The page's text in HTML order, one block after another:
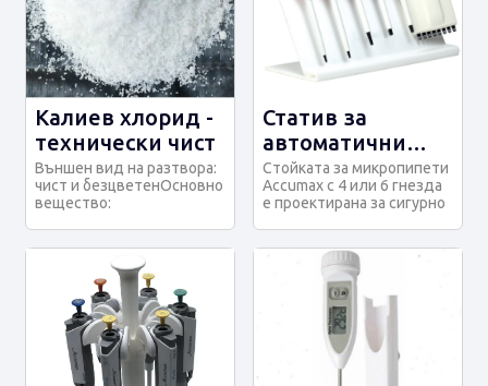
Калиев хлорид -
технически чист
Външен вид на разтвора:
чист и безцветенОсновно
вещество:
Статив за
автоматични
пипети
Стойката за микропипети
Accumax с 4 или 6 гнезда
е проектирана за сигурно